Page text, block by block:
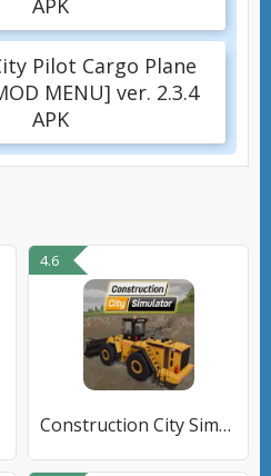
APK
Pilot Cargo Plane
MENU] ver. 2.3.4
APK
4.6
Construction City Simulator